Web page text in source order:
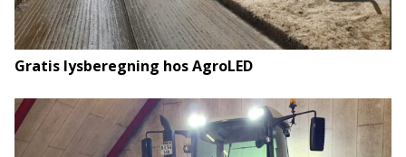
Gratis lysberegning hos AgroLED